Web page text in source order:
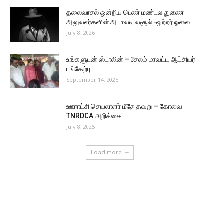
தலைவாசல் ஒன்றிய பெண் மண்டல துணை
அலுவலர்களின் அடாவடி வசூல் -ஒற்றர் ஓலை
July 8, 2026
உங்களுடன் ஸ்டாலின் – சேலம் மாவட்ட ஆட்சியர்
பங்கேற்பு
September 14, 2025
ஊராட்சி செயலாளர் மீதே தவறு – கோவை
TNRDOA அறிக்கை
July 8, 2025
Load more